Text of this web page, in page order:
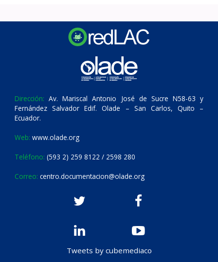
Dirección: Av. Mariscal Antonio José de Sucre N58-63 y
Fernández Salvador Edif. Olade – San Carlos, Quito –
Ecuador.
Web: www.olade.org
Teléfono: (593 2) 259 8122 / 2598 280
Correo: centro.documentacion@olade.org
Tweets by cubemediaco